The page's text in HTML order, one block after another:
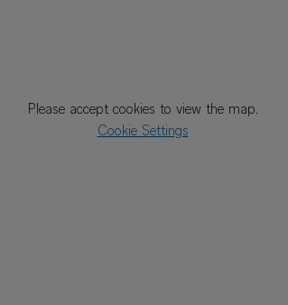
Please accept cookies to view the map.
Cookie Settings